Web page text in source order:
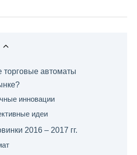
торговые автоматы
инновации
идеи
2016 – 2017 гг.